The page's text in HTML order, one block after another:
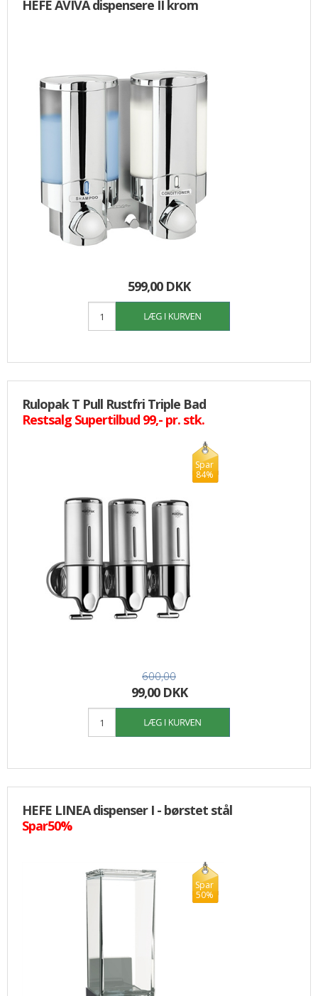
HEFE AVIVA dispensere II krom
599,00 DKK
Rulopak T Pull Rustfri Triple Bad
Restsalg Supertilbud 99,- pr. stk.
Spar
84%
600,00
99,00 DKK
HEFE LINEA dispenser I - børstet stål
Spar50%
Spar
50%